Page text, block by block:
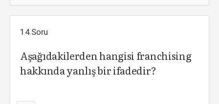
14.Soru
Aşağıdakilerden hangisi franchising
hakkında yanlış bir ifadedir?